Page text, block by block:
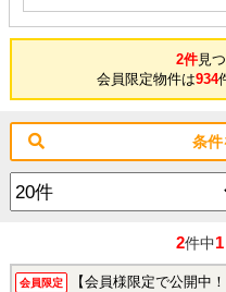
2件見
会員限定物件は934
条
2件中
会員限定 【会員様限定で公開中！